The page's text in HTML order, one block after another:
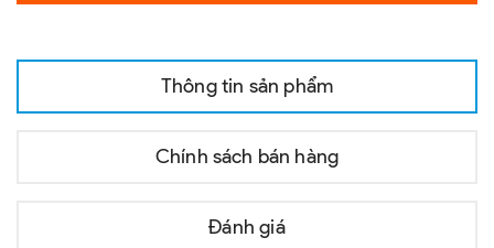
Thông tin sản phẩm
Chính sách bán hàng
Đánh giá